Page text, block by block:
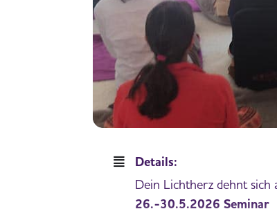
Details:
Dein Lichtherz dehnt sich
26.-30.5.2026Seminar